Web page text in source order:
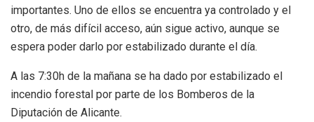
importantes. Uno de ellos se encuentra ya controlado y el
otro, de más difícil acceso, aún sigue activo, aunque se
espera poder darlo por estabilizado durante el día.
A las 7:30h de la mañana se ha dado por estabilizado el
incendio forestal por parte de los Bomberos de la
Diputación de Alicante.